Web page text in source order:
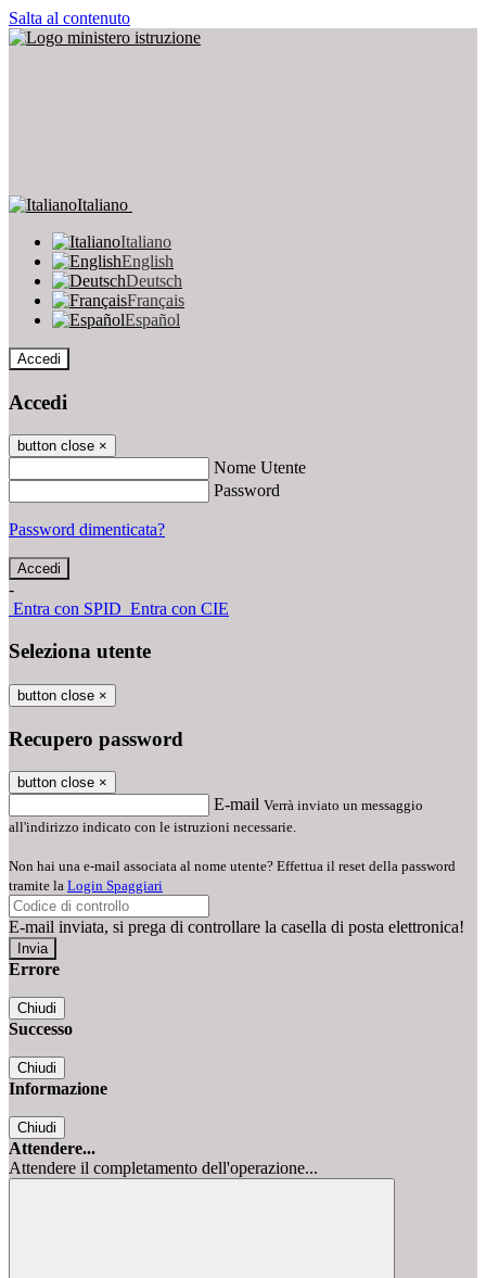
Salta al contenuto
Italiano
Italiano
English
Deutsch
Français
Español
Accedi
Accedi
button close ×
Nome Utente
Password
Password dimenticata?
-
Entra con SPID Entra con CIE
Seleziona utente
button close ×
Recupero password
button close ×
E-mail Verrà inviato un messaggio
all'indirizzo indicato con le istruzioni necessarie.
Non hai una e-mail associata al nome utente? Effettua il reset della password
tramite la Login Spaggiari
E-mail inviata, si prega di controllare la casella di posta elettronica!
Errore
Chiudi
Successo
Chiudi
Informazione
Chiudi
Attendere...
Attendere il completamento dell'operazione...